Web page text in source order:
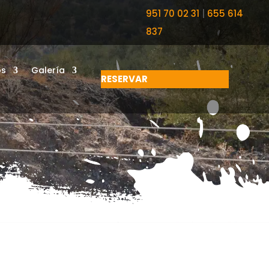
951 70 02 31 | 655 614
837
Galería
RESERVAR